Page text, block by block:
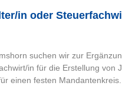
in oder
suchen wir zur
in für die Erstellung von
einen festen Mandantenkreis.